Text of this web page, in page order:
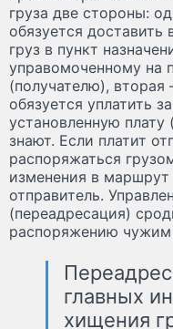
груза две стороны:
обязуется
груз в пункт
управомоченному на
(получателю),
обязуется уплатить
установленную
знают. Если платит
распоряжаться
изменения в
отправитель.
(переадресация)
распоряжению
главных
хищения